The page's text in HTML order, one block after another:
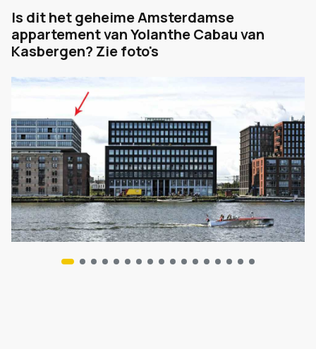
Is dit het geheime Amsterdamse
appartement van Yolanthe Cabau van
Kasbergen? Zie foto's